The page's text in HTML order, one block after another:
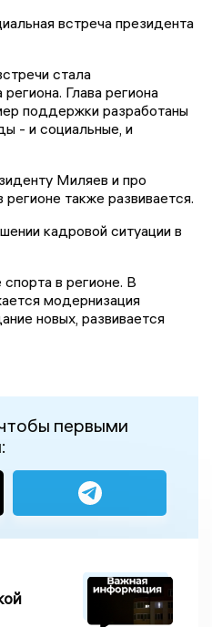
встреча президента
стала
Глава региона
поддержки разработаны
- и социальные, и
Миляев и про
также развивается.
кадровой ситуации в
в регионе. В
модернизация
новых, развивается
первыми